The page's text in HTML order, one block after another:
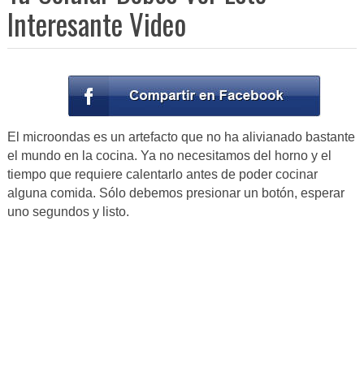
Interesante Video
El microondas es un artefacto que no ha alivianado bastante
el mundo en la cocina. Ya no necesitamos del horno y el
tiempo que requiere calentarlo antes de poder cocinar
alguna comida. Sólo debemos presionar un botón, esperar
uno segundos y listo.